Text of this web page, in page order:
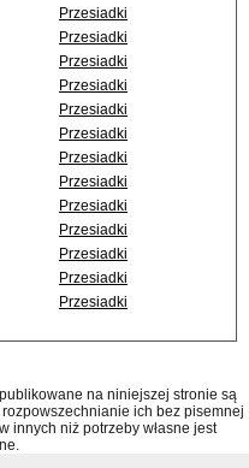
Przesiadki
Przesiadki
Przesiadki
Przesiadki
Przesiadki
Przesiadki
Przesiadki
Przesiadki
Przesiadki
Przesiadki
Przesiadki
Przesiadki
Przesiadki
na niniejszej stronie są
ich bez pisemnej
innych niż potrzeby własne jest